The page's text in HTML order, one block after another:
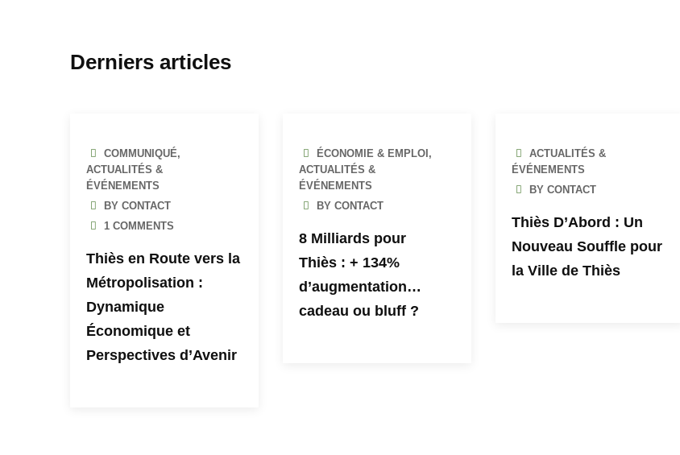
Derniers articles
COMMUNIQUÉ,
ACTUALITÉS &
ÉVÉNEMENTS
BY CONTACT
1COMMENTS
Thiès en Route vers la
Métropolisation :
Dynamique
Économique et
Perspectives d’Avenir
ÉCONOMIE & EMPLOI ,
ACTUALITÉS &
ÉVÉNEMENTS
BY CONTACT
8 Milliards pour
Thiès : + 134%
d’augmentation…
cadeau ou bluff ?
ACTUALITÉS &
ÉVÉNEMENTS
BY CONTACT
Thiès D’Abord : Un
Nouveau Souffle pour
la Ville de Thiès